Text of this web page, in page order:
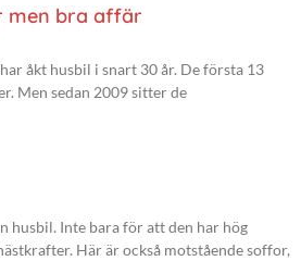
men bra affär
åkt husbil i snart 30 år. De första 13
Men sedan 2009 sitter de
husbil. Inte bara för att den har hög
Här är också motstående soffor,